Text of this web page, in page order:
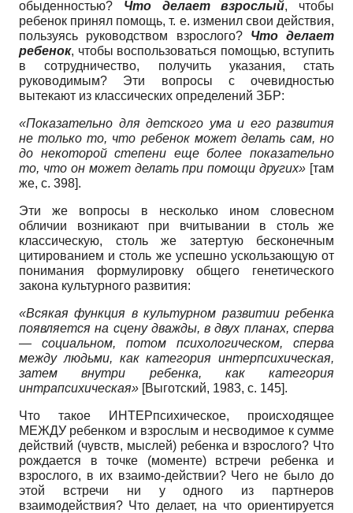
обыденностью? Что делает взрослый, чтобы
ребенок принял помощь, т. е. изменил свои действия,
пользуясь руководством взрослого? Что делает
ребенок, чтобы воспользоваться помощью, вступить
в сотрудничество, получить указания, стать
руководимым? Эти вопросы с очевидностью
вытекают из классических определений ЗБР:
«Показательно для детского ума и его развития
не только то, что ребенок может делать сам, но
до некоторой степени еще более показательно
то, что он может делать при помощи других» [там
же, с. 398].
Эти же вопросы в несколько ином словесном
обличии возникают при вчитывании в столь же
классическую, столь же затертую бесконечным
цитированием и столь же успешно ускользающую от
понимания формулировку общего генетического
закона культурного развития:
«Всякая функция в культурном развитии ребенка
появляется на сцену дважды, в двух планах, сперва
— социальном, потом психологическом, сперва
между людьми, как категория интерпсихическая,
затем внутри ребенка, как категория
интрапсихическая» [Выготский, 1983, с. 145].
Что такое ИНТЕРпсихическое, происходящее
МЕЖДУ ребенком и взрослым и несводимое к сумме
действий (чувств, мыслей) ребенка и взрослого? Что
рождается в точке (моменте) встречи ребенка и
взрослого, в их взаимо-действии? Чего не было до
этой встречи ни у одного из партнеров
взаимодействия? Что делает, на что ориентируется